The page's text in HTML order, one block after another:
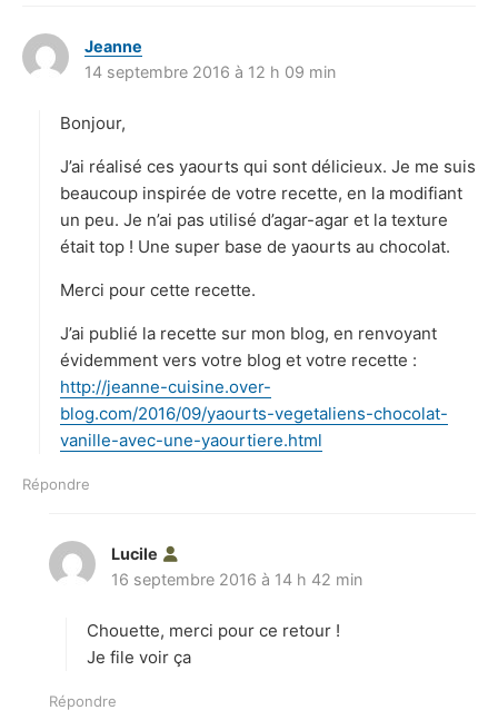
Jeanne
i
14 septembre 2016 à 12 h 09 min
Bonjour,
J’ai réalisé ces yaourts qui sont délicieux. Je me suis
beaucoup inspirée de votre recette, en la modifiant
un peu. Je n’ai pas utilisé d’agar-agar et la texture
était top ! Une super base de yaourts au chocolat.
Merci pour cette recette.
J’ai publié la recette sur mon blog, en renvoyant
évidemment vers votre blog et votre recette :
http://jeanne-cuisine.over-
blog.com/2016/09/yaourts-vegetaliens-chocolat-
vanille-avec-une-yaourtiere.html
Répondre
Lucile
i
:
16 septembre 2016 à 14 h 42 min
Chouette, merci pour ce retour !
Je file voir ça
Répondre